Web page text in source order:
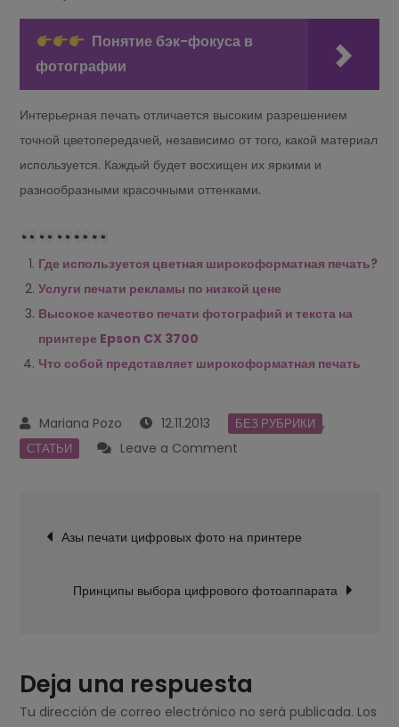
Понятие бэк-фокуса в
фотографии
Интерьерная печать отличается высоким разрешением
точной цветопередачей, независимо от того, какой материал
используется. Каждый будет восхищен их яркими и
разнообразными красочными оттенками.
Где используется цветная широкоформатная печать?
Услуги печати рекламы по низкой цене
Высокое качество печати фотографий и текста на
принтере Epson CX 3700
Что собой представляет широкоформатная печать
12.11.2013 БЕЗ РУБРИКИ ,
СТАТЬИ Leave a Comment
deАзы печати цифровых фото на принтере
Принципы выбора цифрового фотоаппарата
Deja una respuesta
Tu dirección de correo electrónico no será publicada. Los